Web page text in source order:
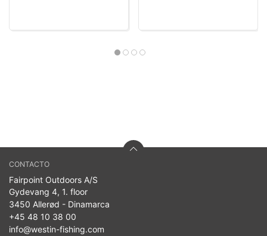
CONTACTO
Fairpoint Outdoors A/S
Gydevang 4, 1. floor
3450 Allerød - Dinamarca
+45 48 10 38 00
info@westin-fishing.com